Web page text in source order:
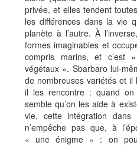
privée, et elles tendent
les différences dans la vie
planète à l’autre. À
formes imaginables et
compris marins, et c’est
végétaux ». Sbarbaro lui-
de nombreuses variétés et
il les rencontre : quand
semble qu’on les aide à
vie, cette intégration dans
n’empêche pas que, à
« une énigme » : on